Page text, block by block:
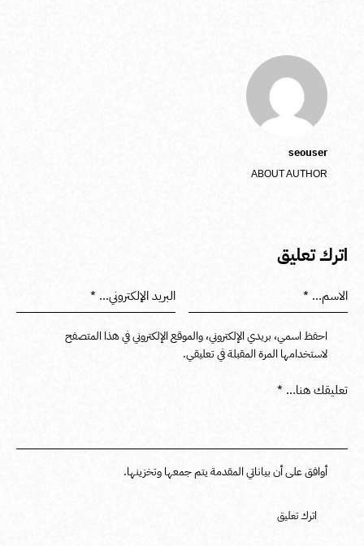
seouser
ABOUT AUTHOR
اترك تعليق
احفظ اسمي، بريدي الإلكتروني، والموقع الإلكتروني في هذا المتصفح
لاستخدامها المرة المقبلة في تعليقي.
أوافق على أن بياناتي المقدمة يتم جمعها وتخزينها.